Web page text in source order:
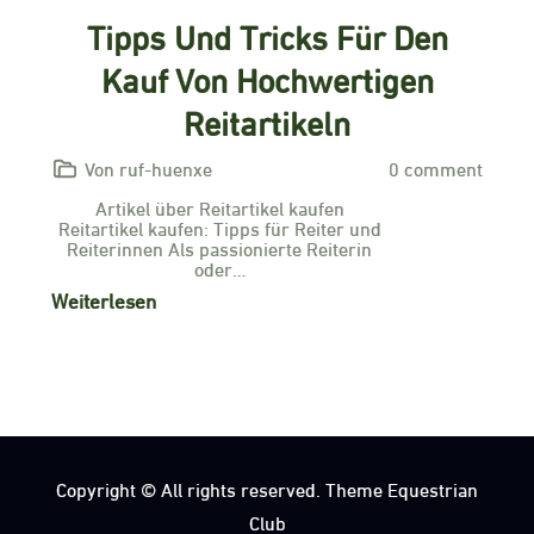
Tipps Und Tricks Für Den
Kauf Von Hochwertigen
Reitartikeln
Von ruf-huenxe
0 comment
Artikel über Reitartikel kaufen
Reitartikel kaufen: Tipps für Reiter und
Reiterinnen Als passionierte Reiterin
oder…
Weiterlesen
Copyright © All rights reserved. Theme Equestrian
Club